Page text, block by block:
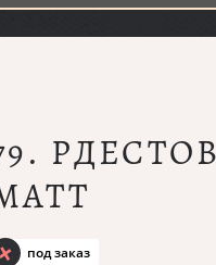
под заказ